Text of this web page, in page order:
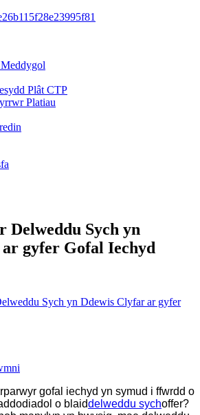
Plât CTP
Platiau
Delweddu Sych yn
gyfer Gofal Iechyd
Sych yn Ddewis Clyfar ar gyfer
gofal iechyd yn symud i ffwrdd o
o blaiddelweddu sychoffer?